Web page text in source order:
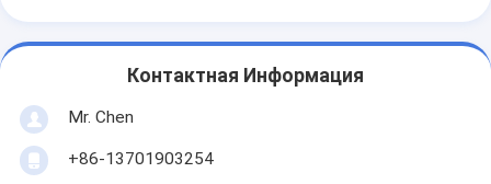
Контактная Информация
Mr. Chen
+86-13701903254